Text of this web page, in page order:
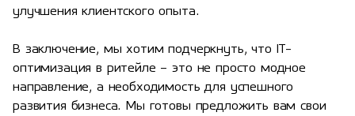
улучшения клиентского опыта.
В заключение, мы хотим подчеркнуть, что IT-
оптимизация в ритейле – это не просто модное
направление, а необходимость для успешного
развития бизнеса. Мы готовы предложить вам свои